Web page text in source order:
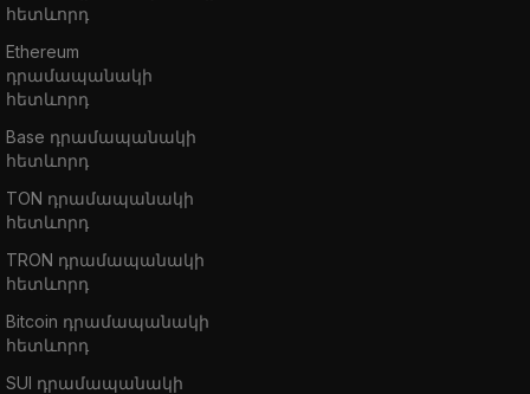
հետևորդ
Ethereum
դրամապանակի
հետևորդ
Base դրամապանակի
հետևորդ
TON դրամապանակի
հետևորդ
TRON դրամապանակի
հետևորդ
Bitcoin դրամապանակի
հետևորդ
SUI դրամապանակի